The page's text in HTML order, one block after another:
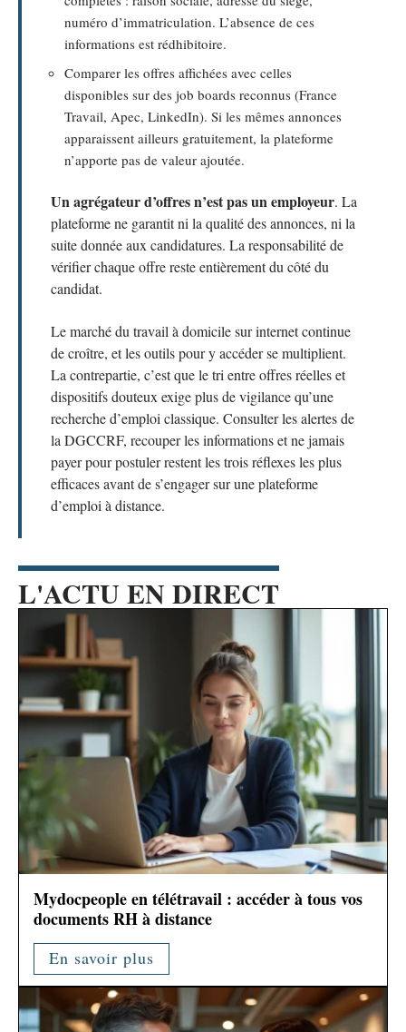
numéro d’immatriculation. L’absence de ces
informations est rédhibitoire.
Comparer les offres affichées avec celles
disponibles sur des job boards reconnus (France
Travail, Apec, LinkedIn). Si les mêmes annonces
apparaissent ailleurs gratuitement, la plateforme
n’apporte pas de valeur ajoutée.
Un agrégateur d’offres n’est pas un employeur. La
plateforme ne garantit ni la qualité des annonces, ni la
suite donnée aux candidatures. La responsabilité de
vérifier chaque offre reste entièrement du côté du
candidat.
Le marché du travail à domicile sur internet continue
de croître, et les outils pour y accéder se multiplient.
La contrepartie, c’est que le tri entre offres réelles et
dispositifs douteux exige plus de vigilance qu’une
recherche d’emploi classique. Consulter les alertes de
la DGCCRF, recouper les informations et ne jamais
payer pour postuler restent les trois réflexes les plus
efficaces avant de s’engager sur une plateforme
d’emploi à distance.
L'ACTU EN DIRECT
Mydocpeople en télétravail : accéder à tous vos
documents RH à distance
En savoir plus